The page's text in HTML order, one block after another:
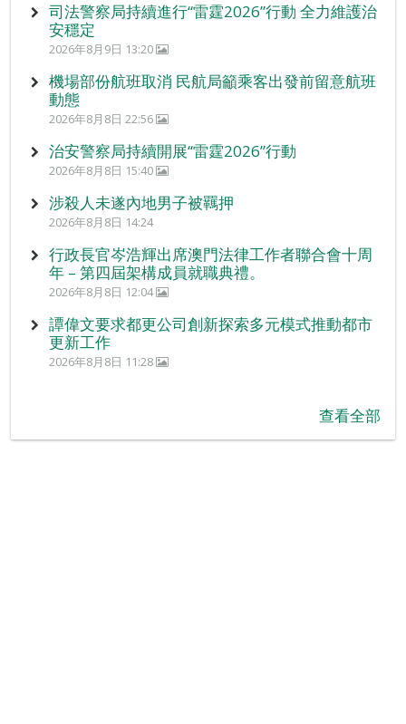
司法警察局持續進行“雷霆2026”行動 全力維護治
安穩定
2026年8月9日 13:20
機場部份航班取消 民航局籲乘客出發前留意航班
動態
2026年8月8日 22:56
治安警察局持續開展“雷霆2026”行動
2026年8月8日 15:40
涉殺人未遂內地男子被羈押
2026年8月8日 14:24
行政長官岑浩輝出席澳門法律工作者聯合會十周
年 – 第四屆架構成員就職典禮。
2026年8月8日 12:04
譚偉文要求都更公司創新探索多元模式推動都市
更新工作
2026年8月8日 11:28
查看全部